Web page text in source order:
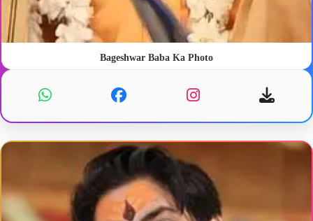
Bageshwar Baba Ka Photo